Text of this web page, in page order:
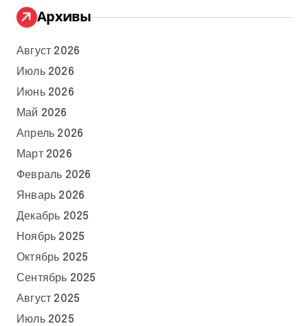
Архивы
Август 2026
Июль 2026
Июнь 2026
Май 2026
Апрель 2026
Март 2026
Февраль 2026
Январь 2026
Декабрь 2025
Ноябрь 2025
Октябрь 2025
Сентябрь 2025
Август 2025
Июль 2025